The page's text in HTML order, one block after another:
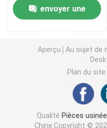
Pièces tournées par
Pièces en plastique de
pièces de moulage
envoyer une
Aperçu Au sujet de
Plan du site
Qualité Pièces
Chine.Copyright ©